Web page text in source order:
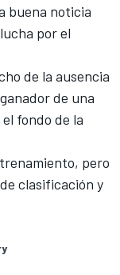
buena noticia
por el
de la ausencia
de una
fondo de la
pero
clasificación y